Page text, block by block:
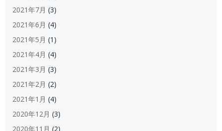
2021年7月 (3)
2021年6月 (4)
2021年5月 (1)
2021年4月 (4)
2021年3月 (3)
2021年2月 (2)
2021年1月 (4)
2020年12月 (3)
2020年11月 (2)